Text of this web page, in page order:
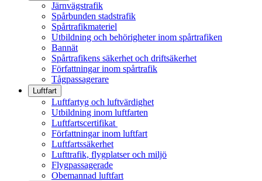
Järnvägstrafik
Spårbunden stadstrafik
Spårtrafikmateriel
Utbildning och behörigheter inom spårtrafiken
Bannät
Spårtrafikens säkerhet och driftsäkerhet
Författningar inom spårtrafik
Tågpassagerare
Luftfart
Luftfartyg och luftvärdighet
Utbildning inom luftfarten
Luftfartscertifikat
Författningar inom luftfart
Luftfartssäkerhet
Lufttrafik, flygplatser och miljö
Flygpassagerade
Obemannad luftfart